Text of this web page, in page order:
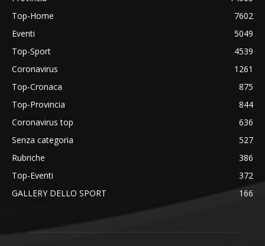
Top-Home
7602
Eventi
5049
Top-Sport
4539
Coronavirus
1261
Top-Cronaca
875
Top-Provincia
844
Coronavirus top
636
Senza categoria
527
Rubriche
386
Top-Eventi
372
GALLERY DELLO SPORT
166